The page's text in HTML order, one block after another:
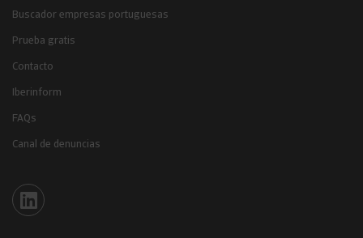
Buscador empresas portuguesas
Prueba gratis
Contacto
Iberinform
FAQs
Canal de denuncias
Iberinform en Linkedin